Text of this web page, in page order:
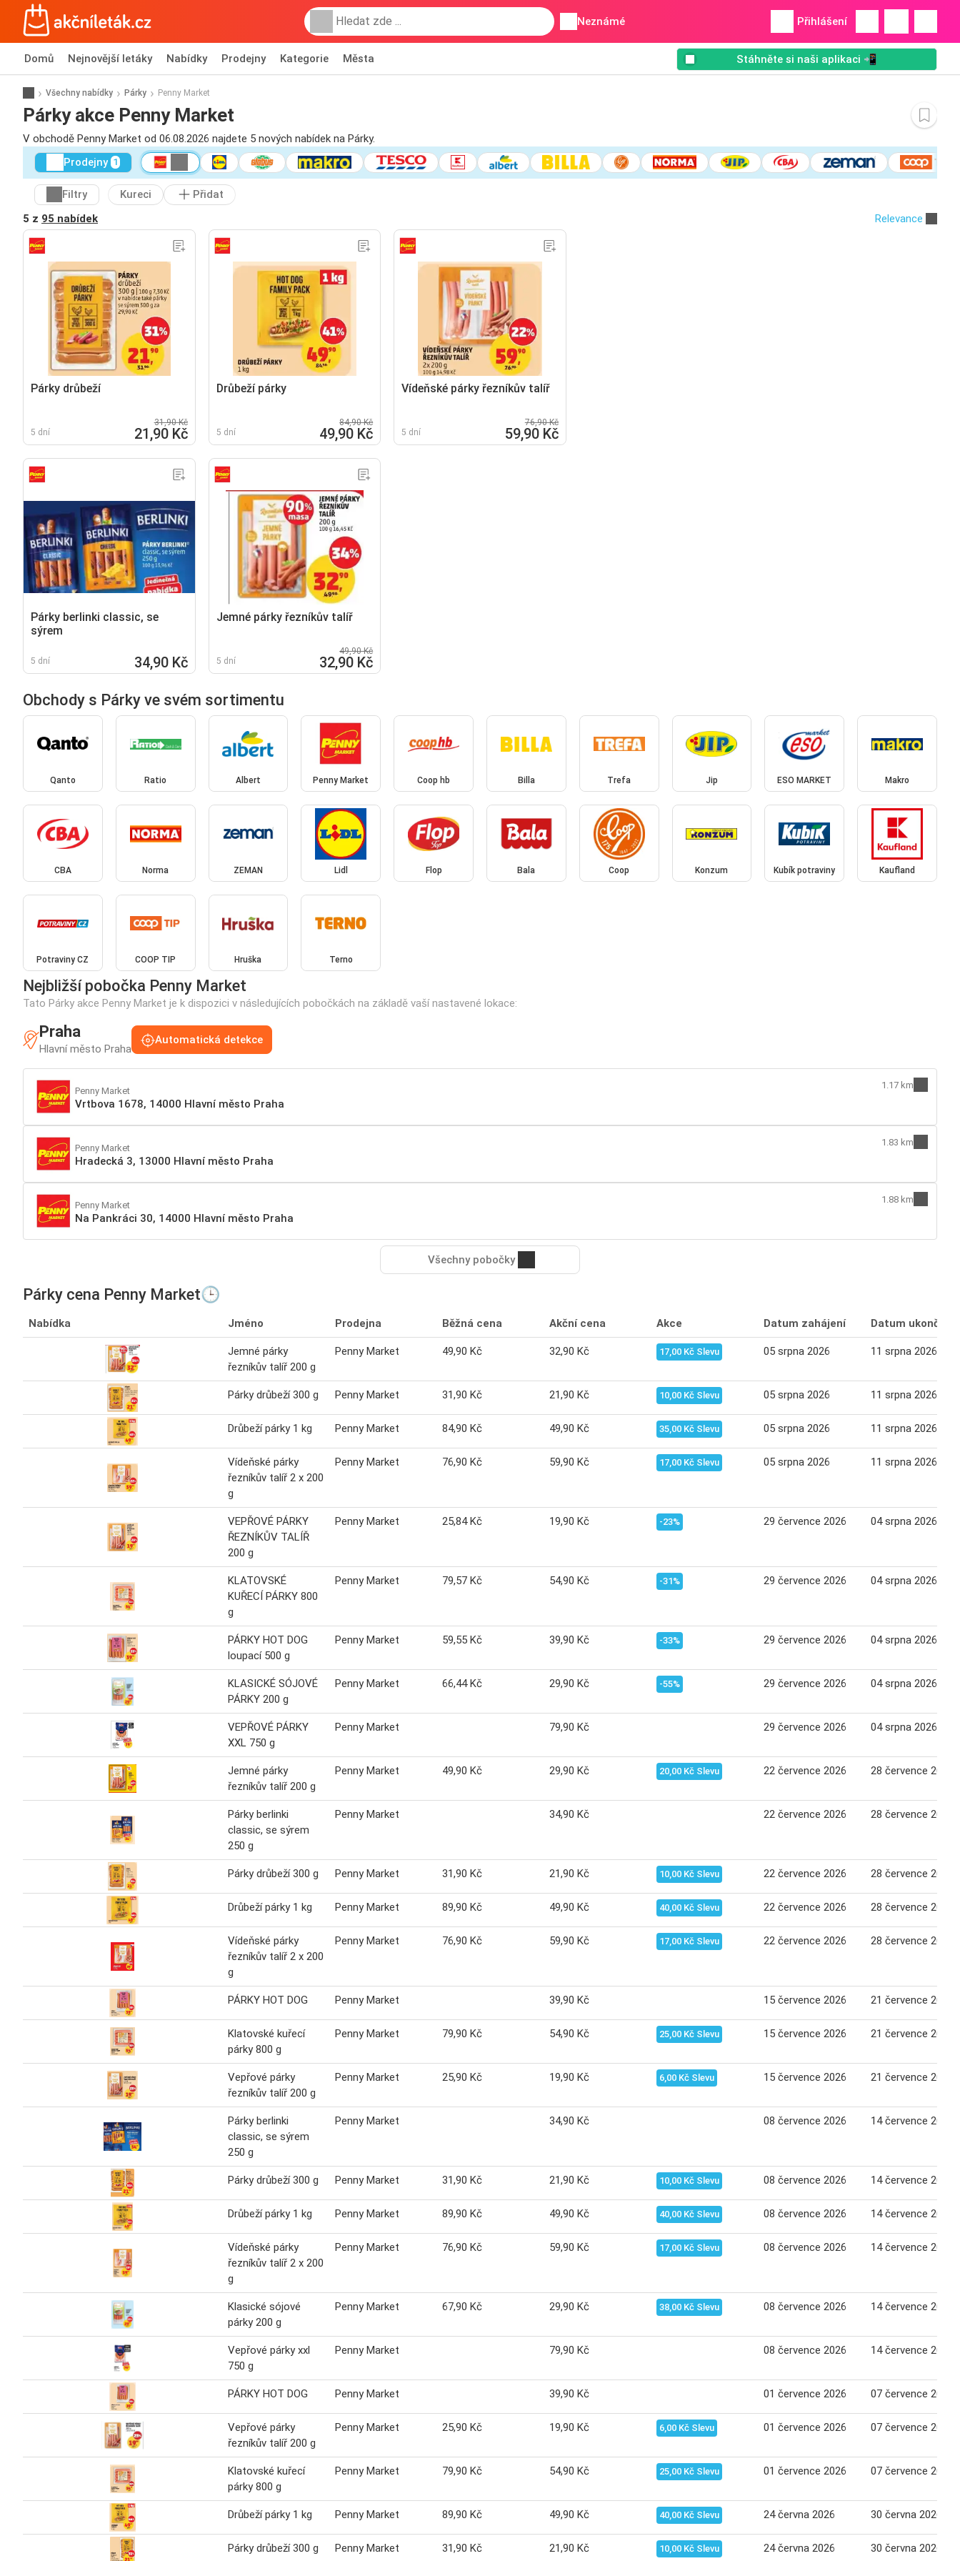
Neznámé Přihlášení
Domů Nejnovější letáky Nabídky Prodejny Kategorie Města Stáhněte si naši aplikaci 📲
Všechny nabídky Párky Penny Market
Párky akce Penny Market
V obchodě Penny Market od 06.08.2026 najdete 5 nových nabídek na Párky.
Prodejny 1
Filtry Kureci
Přidat
5 z 95 nabídek Relevance
Párky drůbeží
5 dní
31,90 Kč
21,90 Kč
Drůbeží párky
5 dní
84,90 Kč
49,90 Kč
Vídeňské párky řezníkův talíř
5 dní
76,90 Kč
59,90 Kč
Párky berlinki classic, se
sýrem
5 dní 34,90 Kč
Jemné párky řezníkův talíř
5 dní
49,90 Kč
32,90 Kč
Obchody s Párky ve svém sortimentu
Qanto Ratio Albert Penny Market Coop hb Billa Trefa Jip ESO MARKET Makro
CBA Norma ZEMAN Lidl Flop Bala Coop Konzum Kubík potraviny Kaufland
Potraviny CZ COOP TIP Hruška Terno
Nejbližší pobočka Penny Market
Tato Párky akce Penny Market je k dispozici v následujících pobočkách na základě vaší nastavené lokace:
Praha
Hlavní město Praha
Automatická detekce
Penny Market
Vrtbova 1678, 14000 Hlavní město Praha
1.17 km
Penny Market
Hradecká 3, 13000 Hlavní město Praha
1.83 km
Penny Market
Na Pankráci 30, 14000 Hlavní město Praha
1.88 km
Všechny pobočky
Párky cena Penny Market🕒
Nabídka Jméno Prodejna Běžná cena Akční cena Akce Datum zahájení Datum ukončení
Jemné párky
řezníkův talíř 200 g
Penny Market 49,90 Kč 32,90 Kč 17,00 Kč Slevu 05 srpna 2026 11 srpna 2026
Párky drůbeží 300 g Penny Market 31,90 Kč 21,90 Kč 10,00 Kč Slevu 05 srpna 2026 11 srpna 2026
Drůbeží párky 1 kg Penny Market 84,90 Kč 49,90 Kč 35,00 Kč Slevu 05 srpna 2026 11 srpna 2026
Vídeňské párky
řezníkův talíř 2 x 200
g
Penny Market 76,90 Kč 59,90 Kč 17,00 Kč Slevu 05 srpna 2026 11 srpna 2026
VEPŘOVÉ PÁRKY
ŘEZNÍKŮV TALÍŘ
200 g
Penny Market 25,84 Kč 19,90 Kč -23% 29 července 2026 04 srpna 2026
KLATOVSKÉ
KUŘECÍ PÁRKY 800
g
Penny Market 79,57 Kč 54,90 Kč -31% 29 července 2026 04 srpna 2026
PÁRKY HOT DOG
loupací 500 g
Penny Market 59,55 Kč 39,90 Kč -33% 29 července 2026 04 srpna 2026
KLASICKÉ SÓJOVÉ
PÁRKY 200 g
Penny Market 66,44 Kč 29,90 Kč -55% 29 července 2026 04 srpna 2026
VEPŘOVÉ PÁRKY
XXL 750 g
Penny Market 79,90 Kč 29 července 2026 04 srpna 2026
Jemné párky
řezníkův talíř 200 g
Penny Market 49,90 Kč 29,90 Kč 20,00 Kč Slevu 22 července 2026 28 července 2026
Párky berlinki
classic, se sýrem
250 g
Penny Market 34,90 Kč 22 července 2026 28 července 2026
Párky drůbeží 300 g Penny Market 31,90 Kč 21,90 Kč 10,00 Kč Slevu 22 července 2026 28 července 2026
Drůbeží párky 1 kg Penny Market 89,90 Kč 49,90 Kč 40,00 Kč Slevu 22 července 2026 28 července 2026
Vídeňské párky
řezníkův talíř 2 x 200
g
Penny Market 76,90 Kč 59,90 Kč 17,00 Kč Slevu 22 července 2026 28 července 2026
PÁRKY HOT DOG Penny Market 39,90 Kč 15 července 2026 21 července 2026
Klatovské kuřecí
párky 800 g
Penny Market 79,90 Kč 54,90 Kč 25,00 Kč Slevu 15 července 2026 21 července 2026
Vepřové párky
řezníkův talíř 200 g
Penny Market 25,90 Kč 19,90 Kč 6,00 Kč Slevu 15 července 2026 21 července 2026
Párky berlinki
classic, se sýrem
250 g
Penny Market 34,90 Kč 08 července 2026 14 července 2026
Párky drůbeží 300 g Penny Market 31,90 Kč 21,90 Kč 10,00 Kč Slevu 08 července 2026 14 července 2026
Drůbeží párky 1 kg Penny Market 89,90 Kč 49,90 Kč 40,00 Kč Slevu 08 července 2026 14 července 2026
Vídeňské párky
řezníkův talíř 2 x 200
g
Penny Market 76,90 Kč 59,90 Kč 17,00 Kč Slevu 08 července 2026 14 července 2026
Klasické sójové
párky 200 g
Penny Market 67,90 Kč 29,90 Kč 38,00 Kč Slevu 08 července 2026 14 července 2026
Vepřové párky xxl
750 g
Penny Market 79,90 Kč 08 července 2026 14 července 2026
PÁRKY HOT DOG Penny Market 39,90 Kč 01 července 2026 07 července 2026
Vepřové párky
řezníkův talíř 200 g
Penny Market 25,90 Kč 19,90 Kč 6,00 Kč Slevu 01 července 2026 07 července 2026
Klatovské kuřecí
párky 800 g
Penny Market 79,90 Kč 54,90 Kč 25,00 Kč Slevu 01 července 2026 07 července 2026
Drůbeží párky 1 kg Penny Market 89,90 Kč 49,90 Kč 40,00 Kč Slevu 24 června 2026 30 června 2026
Párky drůbeží 300 g Penny Market 31,90 Kč 21,90 Kč 10,00 Kč Slevu 24 června 2026 30 června 2026